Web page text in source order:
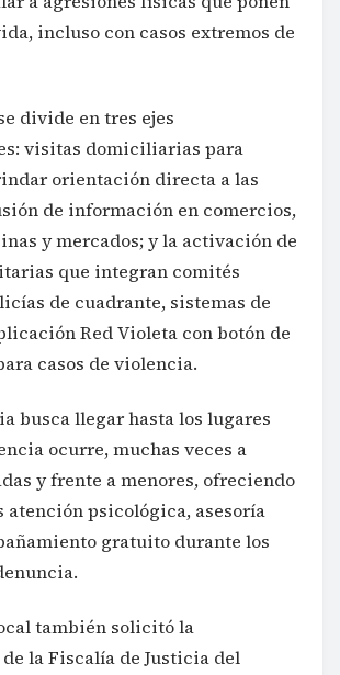
incluso con casos extremos de
divide en tres ejes
visitas domiciliarias para
orientación directa a las
de información en comercios,
y mercados; y la activación de
que integran comités
de cuadrante, sistemas de
Red Violeta con botón de
casos de violencia.
busca llegar hasta los lugares
ocurre, muchas veces a
y frente a menores, ofreciendo
atención psicológica, asesoría
gratuito durante los
también solicitó la
la Fiscalía de Justicia del